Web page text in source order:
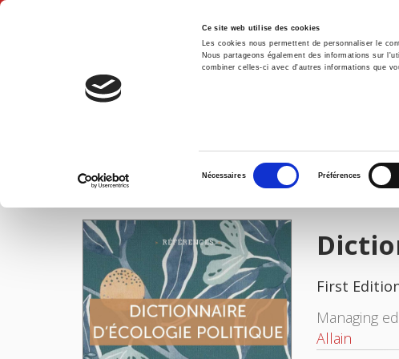
Ce site web utilise des cookies
Les cookies nous permettent de personnaliser le
Nous partageons également des informations sur
combiner celles-ci avec d'autres informations que
consentement
Nécessaires Préférences
Home
IMAGES
First
Managing
Allain